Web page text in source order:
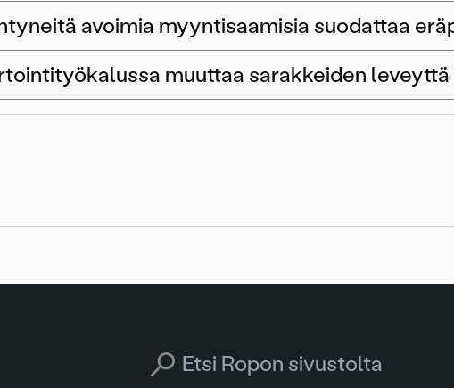
avoimia myyntisaamisia suodattaa
muuttaa sarakkeiden
Search for: